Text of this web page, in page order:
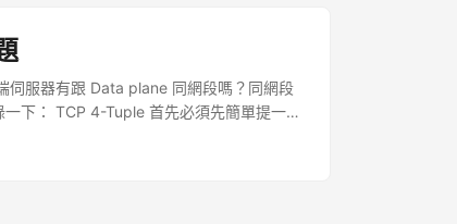
伺服器有跟 Data plane 同網段嗎？同網段
下： TCP 4-Tuple 首先必須先簡單提一下
成唯一識別，分別為： (Client IP, Client